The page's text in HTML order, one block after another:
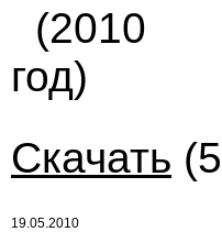
(2010
год)
Скачать
19.05.2010